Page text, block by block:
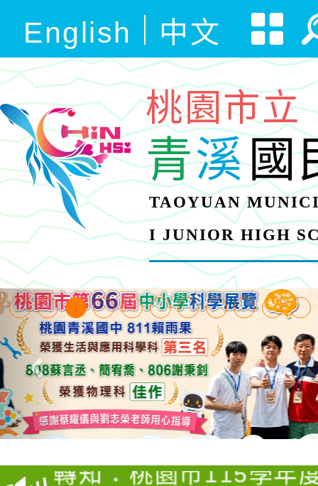
English 中文
桃園市立
青溪國
TAOYUAN
I JUNIOR HIGH
【甄選結果(第4招)】
學年度第1學期第9次代
結果(第4招)
【甄選結果(第12招)】
學年度第1學期第7次代
轉知：桃園市115學年